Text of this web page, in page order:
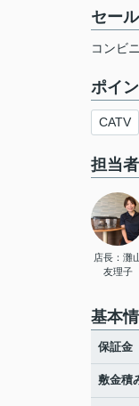
セー
コンビ
ポイ
CATV
担当
店長：灘
友理子
基本
保証金
敷金積